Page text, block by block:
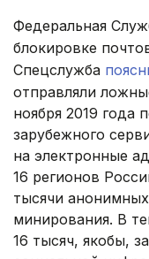
Федеральная
блокировке
Спецслужба
отправляли
ноября 2019 года
зарубежного
на электронные
16 регионов
тысячи
минирования. В
16 тысяч, якобы,